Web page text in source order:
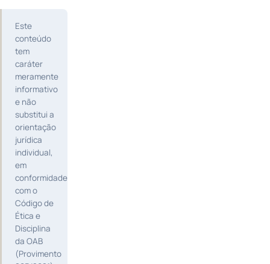
Este
conteúdo
tem
caráter
meramente
informativo
e não
substitui a
orientação
jurídica
individual,
em
conformidade
com o
Código de
Ética e
Disciplina
da OAB
(Provimento